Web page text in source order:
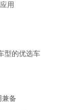
用
型的优选车
兼备